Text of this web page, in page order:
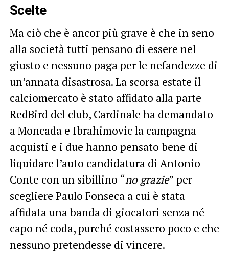
Scelte
Ma ciò che è ancor più grave è che in seno
alla società tutti pensano di essere nel
giusto e nessuno paga per le nefandezze di
un’annata disastrosa. La scorsa estate il
calciomercato è stato affidato alla parte
RedBird del club, Cardinale ha demandato
a Moncada e Ibrahimovic la campagna
acquisti e i due hanno pensato bene di
liquidare l’auto candidatura di Antonio
Conte con un sibillino “no grazie” per
scegliere Paulo Fonseca a cui è stata
affidata una banda di giocatori senza né
capo né coda, purché costassero poco e che
nessuno pretendesse di vincere.